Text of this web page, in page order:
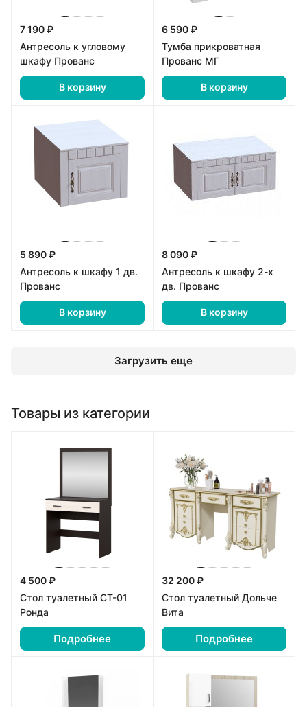
7 190 ₽
Антресоль к угловому
шкафу Прованс
В корзину
6 590 ₽
Тумба прикроватная
Прованс МГ
В корзину
5 890 ₽
Антресоль к шкафу 1 дв.
Прованс
В корзину
8 090 ₽
Антресоль к шкафу 2-х
дв. Прованс
В корзину
Загрузить еще
Товары из категории
4 500 ₽
Стол туалетный СТ-01
Ронда
Подробнее
32 200 ₽
Стол туалетный Дольче
Вита
Подробнее